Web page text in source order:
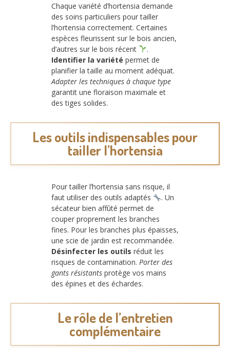
Chaque variété d’hortensia demande
des soins particuliers pour tailler
l’hortensia correctement. Certaines
espèces fleurissent sur le bois ancien,
d’autres sur le bois récent
.
Identifier la variété permet de
planifier la taille au moment adéquat.
Adapter les techniques à chaque type
garantit une floraison maximale et
des tiges solides.
Les outils indispensables pour
tailler l’hortensia
Pour tailler l’hortensia sans risque, il
faut utiliser des outils adaptés
. Un
sécateur bien affûté permet de
couper proprement les branches
fines. Pour les branches plus épaisses,
une scie de jardin est recommandée.
Désinfecter les outils réduit les
risques de contamination. Porter des
gants résistants protège vos mains
des épines et des échardes.
Le rôle de l’entretien
complémentaire